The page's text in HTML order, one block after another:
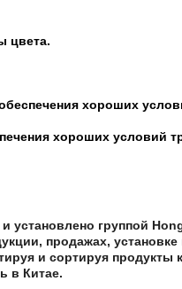
цвета.
хороших
хороших условий
установлено группой
продажах, установке
и сортируя
в Китае.